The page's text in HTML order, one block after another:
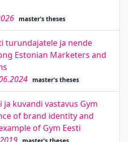
master's theses
turundajatele ja nende
Estonian Marketers and
master's theses
kuvandi vastavus Gym
of brand identity and
of Gym Eesti